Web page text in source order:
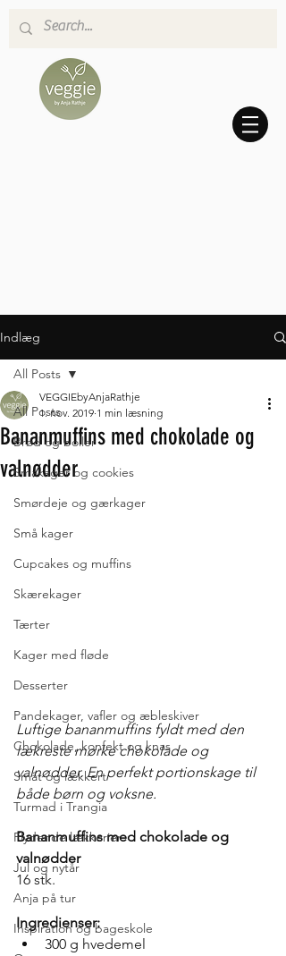
Indlæg
All Posts
Brød og boller
Småkager og cookies
Smørdeje og gærkager
Små kager
Cupcakes og muffins
Skærekager
Tærter
Kager med fløde
Desserter
Pandekager, vafler og æbleskiver
Chokolade, konfekt og knas
Småt og lækkert
Turmad i Trangia
Flydende lækkerier
Jul og nytår
Anja på tur
Inspiration og bageskole
All Posts
Bananmuffins med chokolade og
valnødder
VEGGIEbyAnjaRathje
1. nov. 2019 1 min læsning
Luftige bananmuffins fyldt med den
lækreste mørke chokolade og
valnødder. En perfekt portionskage til
både børn og voksne.
Bananmuffins med chokolade og
valnødder
16 stk.
Ingredienser:
300 g hvedemel